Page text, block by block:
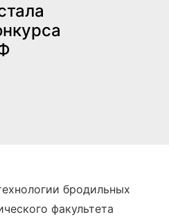
бродильных
факультета